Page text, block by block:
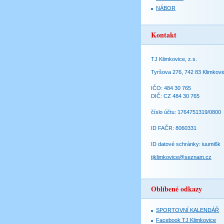
NÁBOR
Kontakt
TJ Klimkovice, z.s.
Tyršova 276, 742 83
IČO: 484 30 765
DIČ: CZ 484 30 765
číslo účtu: 1764751319/0800
ID FAČR: 8060331
ID datové schránky: iuumi6k
tjklimkovice@seznam.cz
Oblíbené odkazy
SPORTOVNÍ KALENDÁŘ
Facebook TJ Klimkovice